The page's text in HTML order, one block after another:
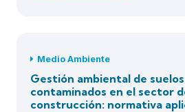
Medio Ambiente
Gestión ambiental de
contaminados en el sector
construcción: normativa